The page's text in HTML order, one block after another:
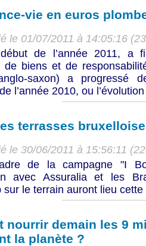
vie en euros
le 01/07/2011 à 14:05:16
de l’année 2011, a
de biens et de
saxon) a progressé
l’année 2010, ou
terrasses
le 30/06/2011 à 15:56:11
de la campagne "I
avec Assuralia et les
sur le terrain auront lieu cette
nourrir demain les 9
la planète ?